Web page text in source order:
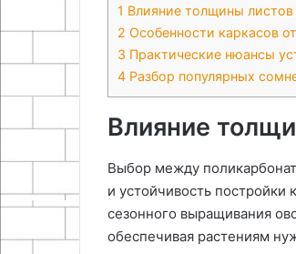
1 Влияние толщины
2 Особенности каркасов
3 Практические нюансы
4 Разбор популярных
Влияние
Выбор между
и устойчивость
сезонного выращивания
обеспечивая растениям